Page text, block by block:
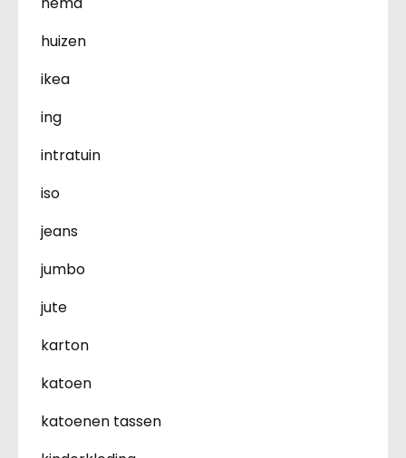
huizen
ikea
ing
intratuin
iso
jeans
jumbo
jute
karton
katoen
katoenen tassen